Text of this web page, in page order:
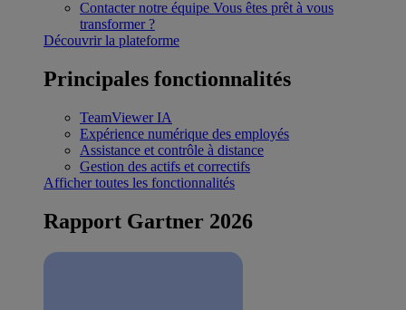
Contacter notre équipe Vous êtes prêt à vous
transformer ?
Découvrir la plateforme
Principales fonctionnalités
TeamViewer IA
Expérience numérique des employés
Assistance et contrôle à distance
Gestion des actifs et correctifs
Afficher toutes les fonctionnalités
Rapport Gartner 2026